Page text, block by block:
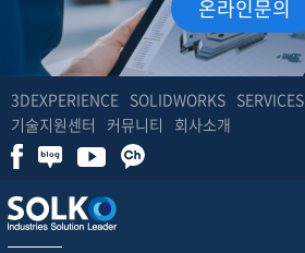
온라인문의
3DEXPERIENCE SOLIDWORKS SERVICES
기술지원센터
커뮤니티 회사소개